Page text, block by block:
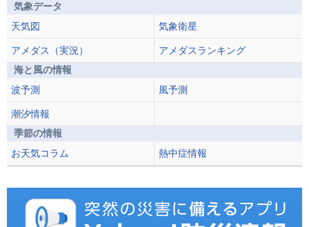
気象データ
天気図
気象衛星
アメダス（実況）
アメダスランキング
海と風の情報
波予測
風予測
潮汐情報
季節の情報
お天気コラム
熱中症情報